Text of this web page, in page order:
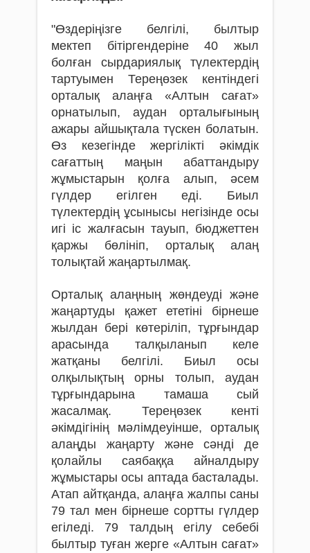
"Өздеріңізге белгілі, былтыр
мектеп бітіргендеріне 40 жыл
болған сырдариялық түлектердің
тартуымен Тереңөзек кентіндегі
орталық алаңға «Алтын сағат»
орнатылып, аудан орталығының
ажары айшықтала түскен болатын.
Өз кезегінде жергілікті әкімдік
сағаттың маңын абаттандыру
жұмыстарын қолға алып, әсем
гүлдер егілген еді. Биыл
түлектердің ұсынысы негізінде осы
игі іс жалғасын тауып, бюджеттен
қаржы бөлініп, орталық алаң
толықтай жаңартылмақ.
Орталық алаңның жөндеуді және
жаңартуды қажет ететіні бірнеше
жылдан бері көтеріліп, тұрғындар
арасында талқыланып келе
жатқаны белгілі. Биыл осы
олқылықтың орны толып, аудан
тұрғындарына тамаша сый
жасалмақ. Тереңөзек кенті
әкімдігінің мәлімдеуінше, орталық
алаңды жаңарту және сәнді де
қолайлы саябаққа айналдыру
жұмыстары осы аптада басталады.
Атап айтқанда, алаңға жалпы саны
79 тал мен бірнеше сортты гүлдер
егіледі. 79 талдың егілу себебі
былтыр туған жерге «Алтын сағат»